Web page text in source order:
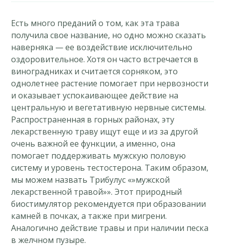
Есть много преданий о том, как эта трава
получила свое название, но одно можно сказать
наверняка — ее воздействие исключительно
оздоровительное. Хотя он часто встречается в
виноградниках и считается сорняком, это
однолетнее растение помогает при нервозности
и оказывает успокаивающее действие на
центральную и вегетативную нервные системы.
Распространенная в горных районах, эту
лекарственную траву ищут еще и из за другой
очень важной ее функции, а именно, она
помогает поддерживать мужскую половую
систему и уровень тестостерона. Таким образом,
мы можем назвать Трибулус «»мужской
лекарственной травой»». Этот природный
биостимулятор рекомендуется при образовании
камней в почках, а также при мигрени.
Аналогично действие травы и при наличии песка
в желчном пузыре.